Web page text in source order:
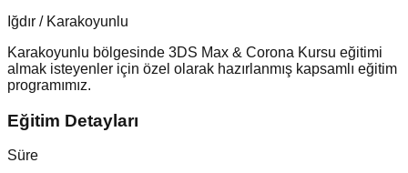
Iğdır / Karakoyunlu
Karakoyunlu bölgesinde 3DS Max & Corona Kursu eğitimi
almak isteyenler için özel olarak hazırlanmış kapsamlı eğitim
programımız.
Eğitim Detayları
Süre